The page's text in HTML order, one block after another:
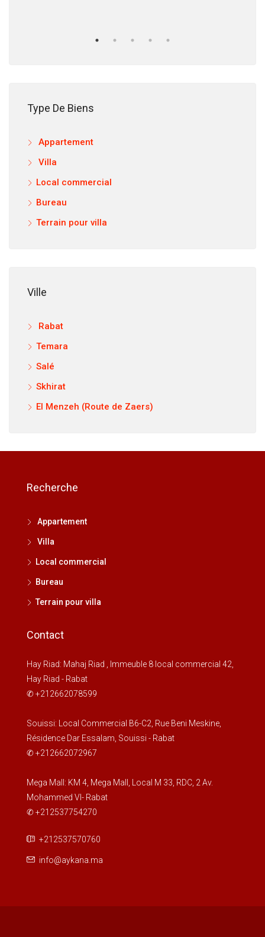
Type De Biens
Appartement
Villa
Local commercial
Bureau
Terrain pour villa
Ville
Rabat
Temara
Salé
Skhirat
El Menzeh (Route de Zaers)
Recherche
Appartement
Villa
Local commercial
Bureau
Terrain pour villa
Contact
Hay Riad: Mahaj Riad , Immeuble 8 local commercial 42,
Hay Riad - Rabat
✆ +212662078599
Souissi: Local Commercial B6-C2, Rue Beni Meskine,
Résidence Dar Essalam, Souissi - Rabat
✆ +212662072967
Mega Mall: KM 4, Mega Mall, Local M 33, RDC, 2 Av.
Mohammed VI- Rabat
✆ +212537754270
+212537570760
info@aykana.ma